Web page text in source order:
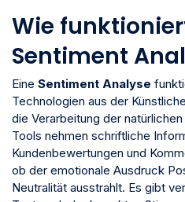
Wie
Sentiment
Eine Sentiment Analyse
Technologien aus der
die Verarbeitung der
Tools nehmen schriftliche
Kundenbewertungen und
ob der emotionale Ausdruck
Neutralität ausstrahlt. Es gibt